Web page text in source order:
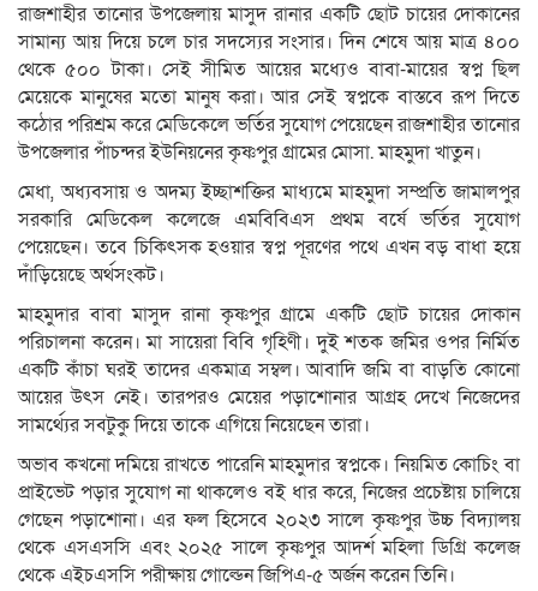
রাজশাহীর তানোর উপজেলায় মাসুদ রানার একটি ছোট চায়ের দোকানের
সামান্য আয় দিয়ে চলে চার সদস্যের সংসার। দিন শেষে আয় মাত্র ৪০০
থেকে ৫০০ টাকা। সেই সীমিত আয়ের মধ্যেও বাবা-মায়ের স্বপ্ন ছিল
মেয়েকে মানুষের মতো মানুষ করা। আর সেই স্বপ্নকে বাস্তবে রূপ দিতে
কঠোর পরিশ্রম করে মেডিকেলে ভর্তির সুযোগ পেয়েছেন রাজশাহীর তানোর
উপজেলার পাঁচন্দর ইউনিয়নের কৃষ্ণপুর গ্রামের মোসা. মাহমুদা খাতুন।
মেধা, অধ্যবসায় ও অদম্য ইচ্ছাশক্তির মাধ্যমে মাহমুদা সম্প্রতি জামালপুর
সরকারি মেডিকেল কলেজে এমবিবিএস প্রথম বর্ষে ভর্তির সুযোগ
পেয়েছেন। তবে চিকিৎসক হওয়ার স্বপ্ন পূরণের পথে এখন বড় বাধা হয়ে
দাঁড়িয়েছে অর্থসংকট।
মাহমুদার বাবা মাসুদ রানা কৃষ্ণপুর গ্রামে একটি ছোট চায়ের দোকান
পরিচালনা করেন। মা সায়েরা বিবি গৃহিণী। দুই শতক জমির ওপর নির্মিত
একটি কাঁচা ঘরই তাদের একমাত্র সম্বল। আবাদি জমি বা বাড়তি কোনো
আয়ের উৎস নেই। তারপরও মেয়ের পড়াশোনার আগ্রহ দেখে নিজেদের
সামর্থ্যের সবটুকু দিয়ে তাকে এগিয়ে নিয়েছেন তারা।
অভাব কখনো দমিয়ে রাখতে পারেনি মাহমুদার স্বপ্নকে। নিয়মিত কোচিং বা
প্রাইভেট পড়ার সুযোগ না থাকলেও বই ধার করে, নিজের প্রচেষ্টায় চালিয়ে
গেছেন পড়াশোনা। এর ফল হিসেবে ২০২৩ সালে কৃষ্ণপুর উচ্চ বিদ্যালয়
থেকে এসএসসি এবং ২০২৫ সালে কৃষ্ণপুর আদর্শ মহিলা ডিগ্রি কলেজ
থেকে এইচএসসি পরীক্ষায় গোল্ডেন জিপিএ-৫ অর্জন করেন তিনি।